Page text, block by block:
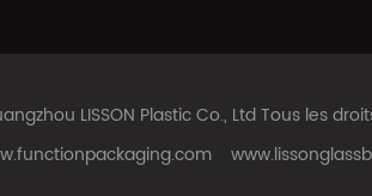
LISSON Plastic Co., Ltd Tous les